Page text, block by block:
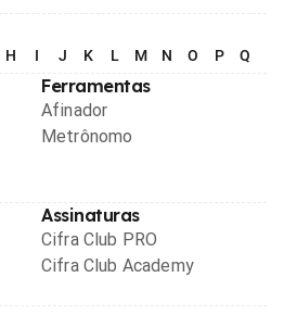
H I J K L M N O P Q
Ferramentas
Afinador
Metrônomo
Assinaturas
Cifra Club PRO
Cifra Club Academy